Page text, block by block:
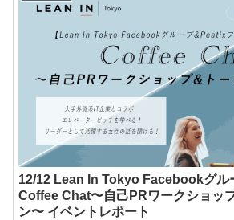
12/12 Lean In Tokyo Facebookグル
Coffee Chat〜自己PRワークショッ
ン〜 イベントレポート